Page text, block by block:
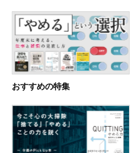
おすすめの特集